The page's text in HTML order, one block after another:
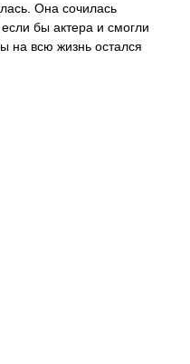
Она сочилась
бы актера и смогли
на всю жизнь остался